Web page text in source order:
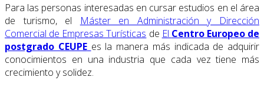
Para las personas interesadas en cursar estudios en el área
de turismo, el
Máster en Administración y Dirección
Comercial de Empresas Turísticas de El Centro Europeo de
postgrado CEUPE es la manera más indicada de adquirir
conocimientos en una industria que cada vez tiene más
crecimiento y solidez.